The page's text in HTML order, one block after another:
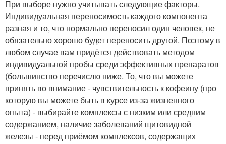
При выборе нужно учитывать следующие факторы.
Индивидуальная переносимость каждого компонента
разная и то, что нормально переносил один человек, не
обязательно хорошо будет переносить другой. Поэтому в
любом случае вам придётся действовать методом
индивидуальной пробы среди эффективных препаратов
(большинство перечислю ниже. То, что вы можете
принять во внимание - чувствительность к кофеину (про
которую вы можете быть в курсе из-за жизненного
опыта) - выбирайте комплексы с низким или средним
содержанием, наличие заболеваний щитовидной
железы - перед приёмом комплексов, содержащих